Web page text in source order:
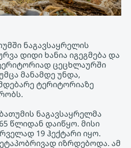
ნაგავსაყრელის
დიდი ხანია იგეგმება და
ცეცხლაურში
მანამდე უნდა,
ტერიტორიაზე
ნაგავსაყრელმა
წლიდან დაიწყო. მისი
19 ჰექტარი იყო.
იზრდებოდა. ამ